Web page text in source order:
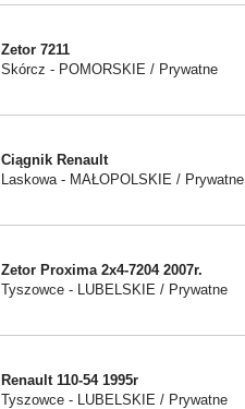
Zetor 7211
Skórcz - POMORSKIE / Prywatne
Ciągnik Renault
Laskowa - MAŁOPOLSKIE / Prywatne
Zetor Proxima 2x4-7204 2007r.
Tyszowce - LUBELSKIE / Prywatne
Renault 110-54 1995r
Tyszowce - LUBELSKIE / Prywatne